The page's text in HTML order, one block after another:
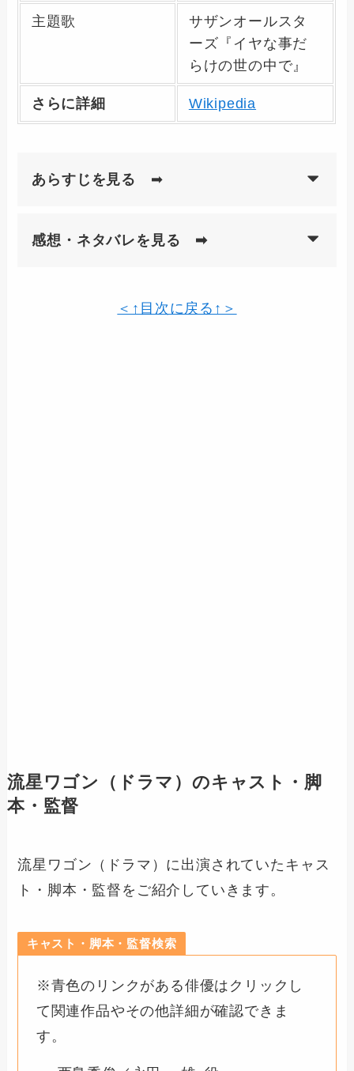
主題歌
サザンオールスタ
ーズ『イヤな事だ
らけの世の中で』
さらに詳細 Wikipedia
あらすじを見る ➡
感想・ネタバレを見る ➡
＜↑目次に戻る↑＞
流星ワゴン（ドラマ）のキャスト・脚
本・監督
流星ワゴン（ドラマ）に出演されていたキャス
ト・脚本・監督をご紹介していきます。
キャスト・脚本・監督検索
※青色のリンクがある俳優はクリックし
て関連作品やその他詳細が確認できま
す。